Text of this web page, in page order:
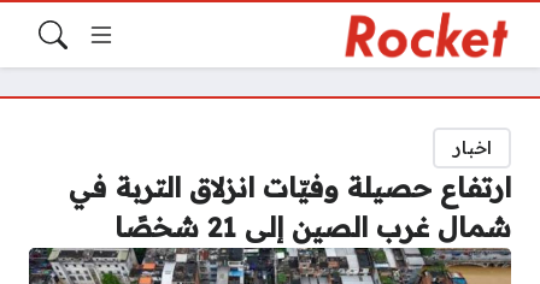
اخبار
ارتفاع حصيلة وفيّات انزلاق التربة في
شمال غرب الصين إلى 21 شخصًا